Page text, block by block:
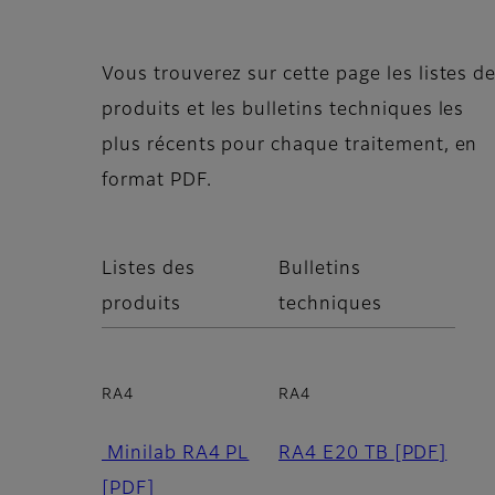
Vous trouverez sur cette page les listes
produits et les bulletins techniques les
plus récents pour chaque traitement, en
format PDF.
Listes des
produits
RA4
Minilab RA4 PL
[PDF]
Bulletins
techniques
RA4
RA4 E20 TB [PDF]